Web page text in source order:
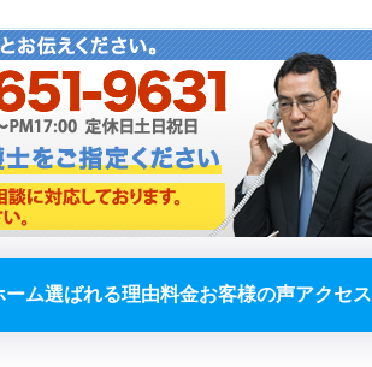
ーム選ばれる理由料金お客様の声アクセス